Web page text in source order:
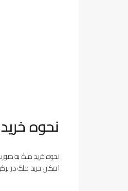
نحوه
نحوه خرید ملک به
امکان خرید ملک در